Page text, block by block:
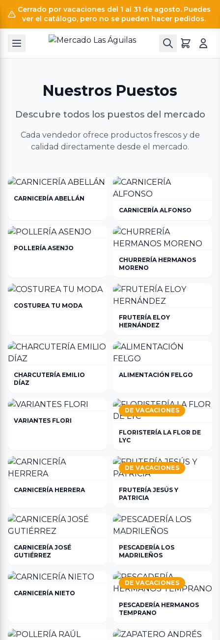
Cerrado por vacaciones del 1 al 31 de agosto. Puedes
ver el catálogo, pero no se pueden hacer pedidos.
Nuestros Puestos
Descubre todos los puestos del mercado
Cada vendedor ofrece productos frescos y de
calidad directamente desde el mercado.
CARNICERÍA ABELLÁN
CARNICERÍA ALFONSO
POLLERÍA ASENJO
CHURRERÍA HERMANOS
MORENO
COSTUREA TU MODA
FRUTERÍA ELOY
HERNÁNDEZ
CHARCUTERÍA EMILIO
DÍAZ
ALIMENTACIÓN FELGO
VARIANTES FLORI
DE VACACIONES
FLORISTERÍA LA FLOR DE
LYC
CARNICERÍA HERRERA
DE VACACIONES
FRUTERÍA JESÚS Y
PATRICIA
CARNICERÍA JOSÉ
GUTIÉRREZ
PESCADERÍA LOS
MADRILEÑOS
CARNICERÍA NIETO
DE VACACIONES
PESCADERÍA HERMANOS
TEMPRANO